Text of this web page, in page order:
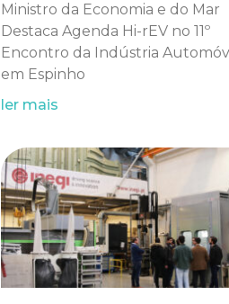
Ministro da Economia e do Mar
Destaca Agenda Hi-rEV no 11º
Encontro da Indústria
em Espinho
ler mais